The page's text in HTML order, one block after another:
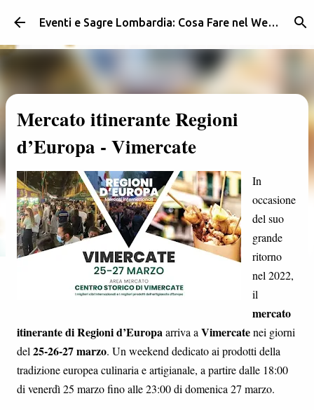
Passa ai contenuti principali Eventi e Sagre Lombardia: Cosa Fare nel Weekend | Weekendidea
Mercato itinerante Regioni
d’Europa - Vimercate
In
occasione
del suo
grande
ritorno
nel 2022,
il
mercato
itinerante di Regioni d’Europaarriva a Vimercatenei giorni
del 25-26-27 marzo. Un weekend dedicato ai prodotti della
tradizione europea culinaria e artigianale, a partire dalle 18:00
di venerdì 25 marzo fino alle 23:00 di domenica 27 marzo.